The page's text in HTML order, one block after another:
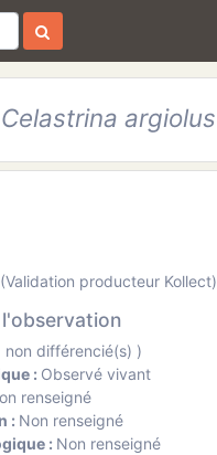
Celastrina argiolus
producteur Kollect)
différencié(s) )
: Observé vivant
renseigné
: Non renseigné
: Non renseigné